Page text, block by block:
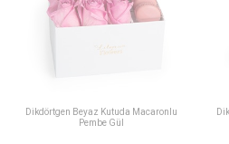
Dikdörtgen Beyaz Kutuda Macaronlu
Pembe Gül